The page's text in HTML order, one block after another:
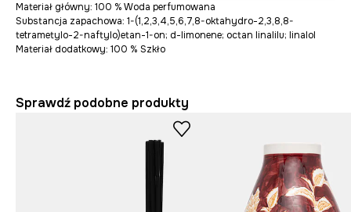
Materiał główny: 100 % Woda perfumowana
Substancja zapachowa: 1-(1,2,3,4,5,6,7,8-oktahydro-2,3,8,8-
tetrametylo-2-naftylo)etan-1-on; d-limonene; octan linalilu; linalol
Materiał dodatkowy: 100 % Szkło
Sprawdź podobne produkty